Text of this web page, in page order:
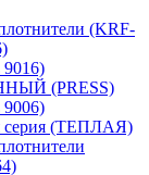
(KRF-
(PRESS)
серия (ТЕПЛАЯ)